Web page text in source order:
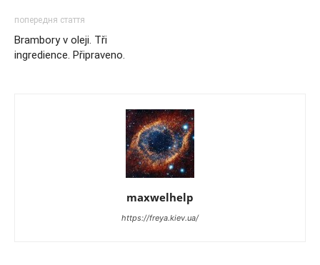
попередня стаття
Brambory v oleji. Tři
ingredience. Připraveno.
maxwelhelp
https://freya.kiev.ua/